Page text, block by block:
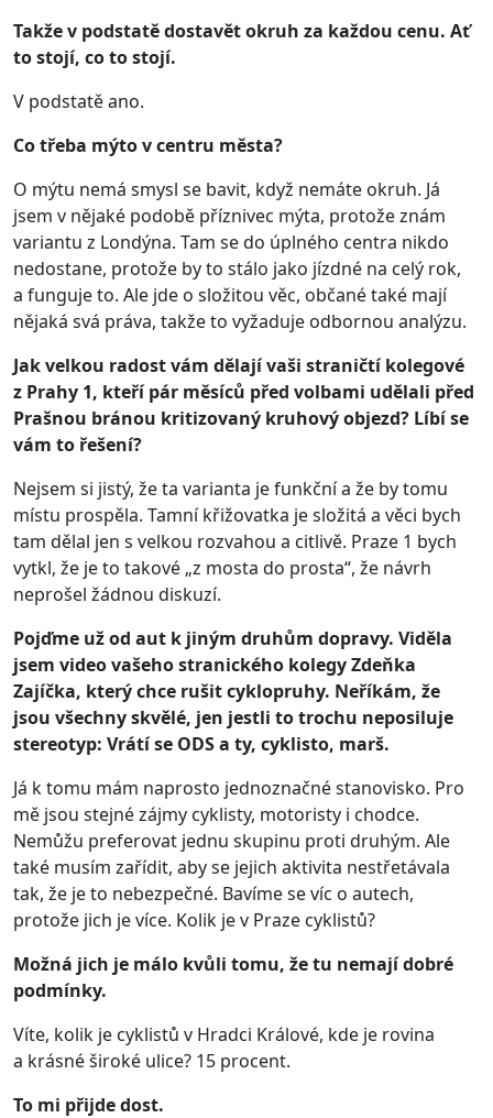
Takže v podstatě dostavět okruh za každou cenu. Ať
to stojí, co to stojí.
V podstatě ano.
Co třeba mýto v centru města?
O mýtu nemá smysl se bavit, když nemáte okruh. Já
jsem v nějaké podobě příznivec mýta, protože znám
variantu z Londýna. Tam se do úplného centra nikdo
nedostane, protože by to stálo jako jízdné na celý rok,
a funguje to. Ale jde o složitou věc, občané také mají
nějaká svá práva, takže to vyžaduje odbornou analýzu.
Jak velkou radost vám dělají vaši straničtí kolegové
z Prahy 1, kteří pár měsíců před volbami udělali před
Prašnou bránou kritizovaný kruhový objezd? Líbí se
vám to řešení?
Nejsem si jistý, že ta varianta je funkční a že by tomu
místu prospěla. Tamní křižovatka je složitá a věci bych
tam dělal jen s velkou rozvahou a citlivě. Praze 1 bych
vytkl, že je to takové „z mosta do prosta“, že návrh
neprošel žádnou diskuzí.
Pojďme už od aut k jiným druhům dopravy. Viděla
jsem video vašeho stranického kolegy Zdeňka
Zajíčka, který chce rušit cyklopruhy. Neříkám, že
jsou všechny skvělé, jen jestli to trochu neposiluje
stereotyp: Vrátí se ODS a ty, cyklisto, marš.
Já k tomu mám naprosto jednoznačné stanovisko. Pro
mě jsou stejné zájmy cyklisty, motoristy i chodce.
Nemůžu preferovat jednu skupinu proti druhým. Ale
také musím zařídit, aby se jejich aktivita nestřetávala
tak, že je to nebezpečné. Bavíme se víc o autech,
protože jich je více. Kolik je v Praze cyklistů?
Možná jich je málo kvůli tomu, že tu nemají dobré
podmínky.
Víte, kolik je cyklistů v Hradci Králové, kde je rovina
a krásné široké ulice? 15 procent.
To mi přijde dost.